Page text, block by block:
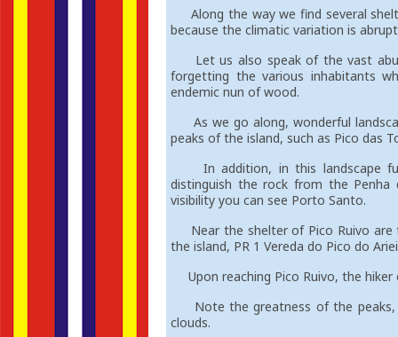
Along the way we find several
because the climatic variation is
Let us also speak of the vast
forgetting the various inhabitants
endemic nun of wood.
As we go along, wonderful
peaks of the island, such as Pico das
In addition, in this landscape
distinguish the rock from the
visibility you can see Porto Santo.
Near the shelter of Pico Ruivo are
the island, PR 1 Vereda do Pico do
Upon reaching Pico Ruivo, the hiker
Note the greatness of the peaks,
clouds.